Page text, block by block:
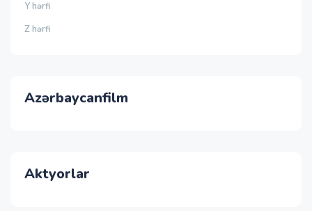
Y hərfi
Z hərfi
Azərbaycanfilm
Aktyorlar